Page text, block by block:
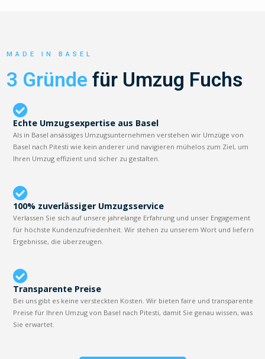
MADE IN BASEL
3 Gründe für Umzug Fuchs
Echte Umzugsexpertise aus Basel
Als in Basel ansässiges Umzugsunternehmen verstehen wir Umzüge von
Basel nach Pitesti wie kein anderer und navigieren mühelos zum Ziel, um
Ihren Umzug effizient und sicher zu gestalten.
100% zuverlässiger Umzugsservice
Verlassen Sie sich auf unsere jahrelange Erfahrung und unser Engagement
für höchste Kundenzufriedenheit. Wir stehen zu unserem Wort und liefern
Ergebnisse, die überzeugen.
Transparente Preise
Bei uns gibt es keine versteckten Kosten. Wir bieten faire und transparente
Preise für Ihren Umzug von Basel nach Pitesti, damit Sie genau wissen, was
Sie erwartet.